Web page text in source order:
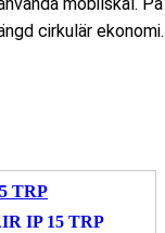
cirkulär ekonomi.
IP 15 TRP